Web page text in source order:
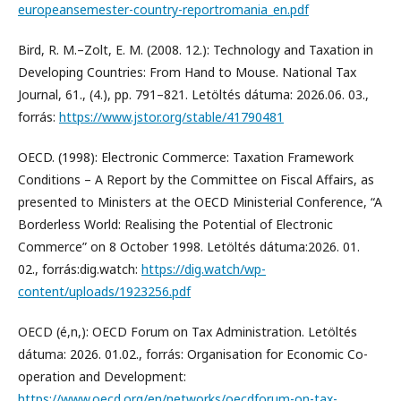
europeansemester-country-reportromania_en.pdf
Bird, R. M.–Zolt, E. M. (2008. 12.): Technology and Taxation in
Developing Countries: From Hand to Mouse. National Tax
Journal, 61., (4.), pp. 791–821. Letöltés dátuma: 2026.06. 03.,
forrás: https://www.jstor.org/stable/41790481
OECD. (1998): Electronic Commerce: Taxation Framework
Conditions – A Report by the Committee on Fiscal Affairs, as
presented to Ministers at the OECD Ministerial Conference, “A
Borderless World: Realising the Potential of Electronic
Commerce” on 8 October 1998. Letöltés dátuma:2026. 01.
02., forrás:dig.watch: https://dig.watch/wp-
content/uploads/1923256.pdf
OECD (é,n,): OECD Forum on Tax Administration. Letöltés
dátuma: 2026. 01.02., forrás: Organisation for Economic Co-
operation and Development: